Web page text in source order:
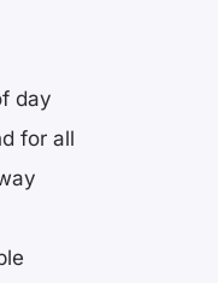
day
for all